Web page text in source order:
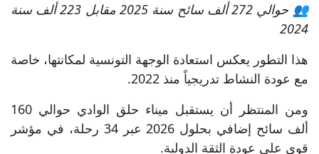
👥 حوالي 272 ألف سائح سنة 2025 مقابل 223 ألف سنة
2024
هذا التطور يعكس استعادة الوجهة التونسية لمكانتها، خاصة
مع عودة النشاط تدريجياً منذ 2022.
ومن المنتظر أن يستقبل ميناء حلق الوادي حوالي 160
ألف سائح إضافي بحلول 2026 عبر 34 رحلة، في مؤشر
قوي على عودة الثقة الدولية.